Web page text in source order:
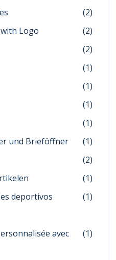
(2)
Logo
(2)
(2)
(1)
(1)
(1)
(1)
und Brieföffner
(1)
(2)
(1)
deportivos
(1)
avec
(1)